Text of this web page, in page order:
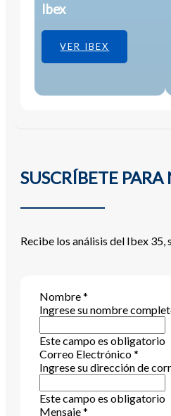
Ibex
VER IBEX
SUSCRÍBETE
Recibe los análisis del Ibex
Nombre*
Ingrese su nombre
Este campo es obligatorio
Correo Electrónico*
Ingrese su dirección de
Este campo es obligatorio
Mensaje*